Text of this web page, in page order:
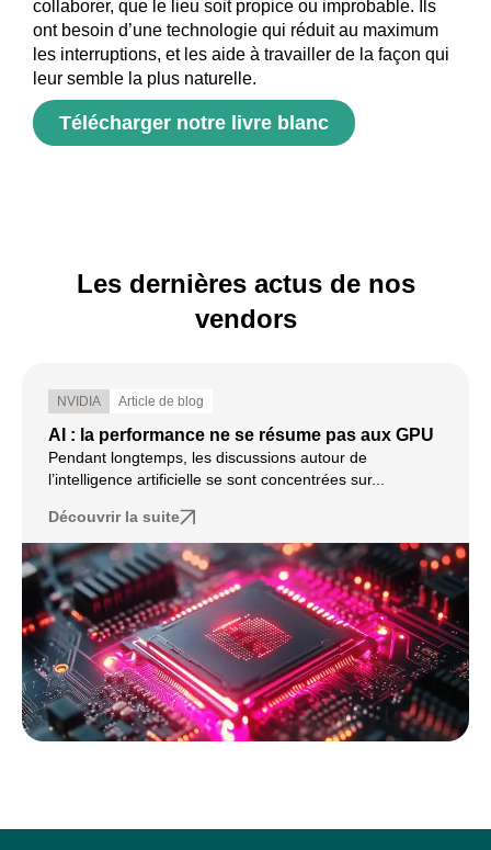
collaborer, que le lieu soit propice ou improbable. Ils
ont besoin d’une technologie qui réduit au maximum
les interruptions, et les aide à travailler de la façon qui
leur semble la plus naturelle.
Télécharger notre livre blanc
Les dernières actus de nos
vendors
NVIDIA Article de blog
AI : la performance ne se résume pas aux GPU
Pendant longtemps, les discussions autour de
l’intelligence artificielle se sont concentrées sur...
Découvrir la suite